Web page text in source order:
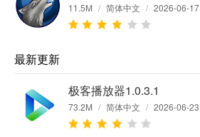
11.5M / 简体中文 / 2026-06-17
最新更新
极客播放器1.0.3.1
73.2M / 简体中文 / 2026-06-23